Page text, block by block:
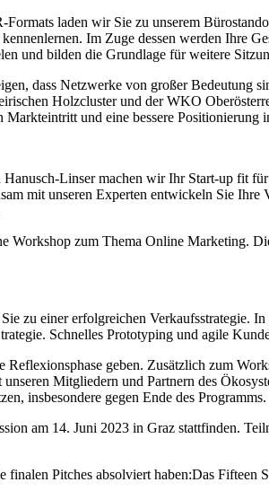
laden wir Sie zu unserem
Im Zuge dessen werden Ihre
und bilden die Grundlage für weitere
dass Netzwerke von großer Bedeutung
Holzcluster und der WKO
und eine bessere Positionierung
Linser machen wir Ihr Start-up fit
mit unseren Experten entwickeln Sie
Workshop zum Thema Online Marketing.
zu einer erfolgreichen Verkaufsstrategie.
Schnelles Prototyping und agile
Reflexionsphase geben. Zusätzlich zum
Mitgliedern und Partnern des
insbesondere gegen Ende des Programms.
am 14. Juni 2023 in Graz stattfinden.
Pitches absolviert haben:Das Fifteen